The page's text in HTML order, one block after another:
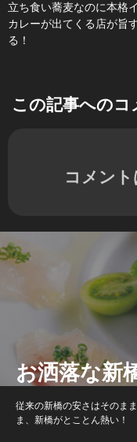
立ち食い蕎麦なのに本格
カレーが出てくる店が旨
る！
この記事へのコ
コメント
お洒落な新
従来の新橋の安さはそのま
ま、新橋がとことん熱い！